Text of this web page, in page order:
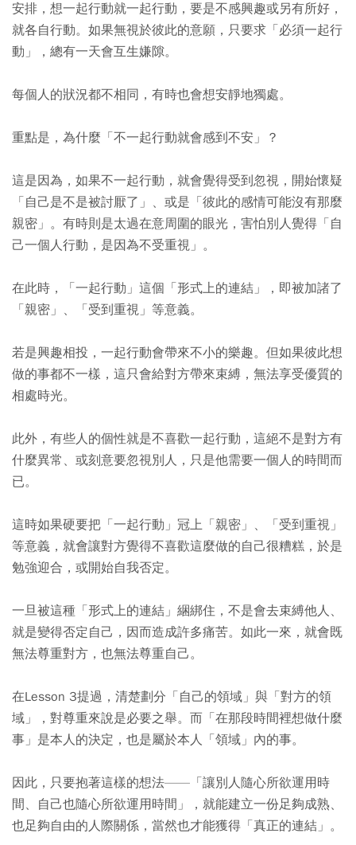
安排，想一起行動就一起行動，要是不感興趣或另有所好，
就各自行動。如果無視於彼此的意願，只要求「必須一起行
動」，總有一天會互生嫌隙。
每個人的狀況都不相同，有時也會想安靜地獨處。
重點是，為什麼「不一起行動就會感到不安」？
這是因為，如果不一起行動，就會覺得受到忽視，開始懷疑
「自己是不是被討厭了」、或是「彼此的感情可能沒有那麼
親密」。有時則是太過在意周圍的眼光，害怕別人覺得「自
己一個人行動，是因為不受重視」。
在此時，「一起行動」這個「形式上的連結」，即被加諸了
「親密」、「受到重視」等意義。
若是興趣相投，一起行動會帶來不小的樂趣。但如果彼此想
做的事都不一樣，這只會給對方帶來束縛，無法享受優質的
相處時光。
此外，有些人的個性就是不喜歡一起行動，這絕不是對方有
什麼異常、或刻意要忽視別人，只是他需要一個人的時間而
已。
這時如果硬要把「一起行動」冠上「親密」、「受到重視」
等意義，就會讓對方覺得不喜歡這麼做的自己很糟糕，於是
勉強迎合，或開始自我否定。
一旦被這種「形式上的連結」綑綁住，不是會去束縛他人、
就是變得否定自己，因而造成許多痛苦。如此一來，就會既
無法尊重對方，也無法尊重自己。
在Lesson 3提過，清楚劃分「自己的領域」與「對方的領
域」，對尊重來說是必要之舉。而「在那段時間裡想做什麼
事」是本人的決定，也是屬於本人「領域」內的事。
因此，只要抱著這樣的想法——「讓別人隨心所欲運用時
間、自己也隨心所欲運用時間」，就能建立一份足夠成熟、
也足夠自由的人際關係，當然也才能獲得「真正的連結」。